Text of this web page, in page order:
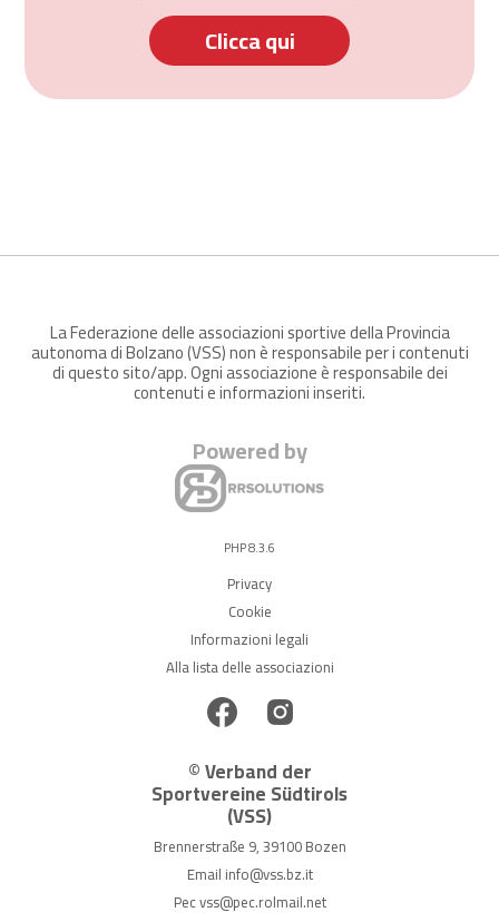
Clicca qui
La Federazione delle associazioni sportive della Provincia
autonoma di Bolzano (VSS) non è responsabile per i contenuti
di questo sito/app. Ogni associazione è responsabile dei
contenuti e informazioni inseriti.
Powered by
PHP 8.3.6
Privacy
Cookie
Informazioni legali
Alla lista delle associazioni
© Verband der
Sportvereine Südtirols
(VSS)
Brennerstraße 9, 39100 Bozen
Email info@vss.bz.it
Pecvss@pec.rolmail.net